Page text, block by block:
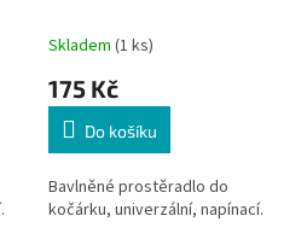
Skladem (1 ks)
175 Kč
Do košíku
Bavlněné prostěradlo do
kočárku, univerzální, napínací.